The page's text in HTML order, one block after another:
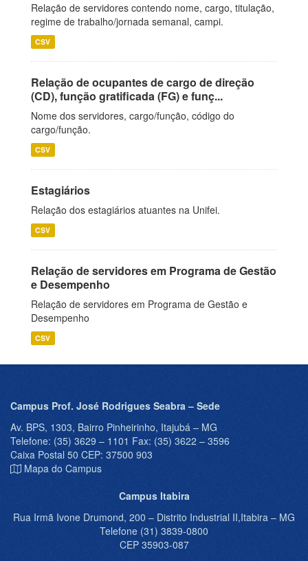
Relação de servidores contendo nome, cargo, titulação,
regime de trabalho/jornada semanal, campi.
CSV
Relação de ocupantes de cargo de direção
(CD), função gratificada (FG) e funç...
Nome dos servidores, cargo/função, código do
cargo/função.
CSV
Estagiários
Relação dos estagiários atuantes na Unifei.
CSV
Relação de servidores em Programa de Gestão
e Desempenho
Relação de servidores em Programa de Gestão e
Desempenho
CSV
Campus Prof. José Rodrigues Seabra – Sede
Av. BPS, 1303, Bairro Pinheirinho, Itajubá – MG
Telefone: (35) 3629 – 1101 Fax: (35) 3622 – 3596
Caixa Postal 50 CEP: 37500 903
Mapa do Campus
Campus Itabira
Rua Irmã Ivone Drumond, 200 – Distrito Industrial II,Itabira – MG
Telefone (31) 3839-0800
CEP 35903-087